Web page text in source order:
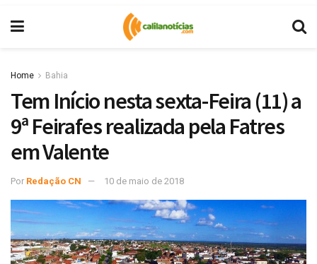
Home Bahia
Tem Início nesta sexta-Feira (11) a
9ª Feirafes realizada pela Fatres
em Valente
Por Redação CN 10 de maio de 2018